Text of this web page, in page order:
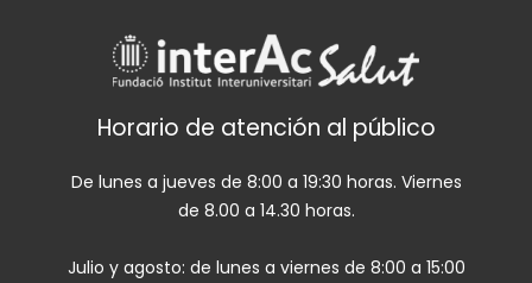
Horario de atención al público
De lunes a jueves de 8:00 a 19:30 horas. Viernes
de 8.00 a 14.30 horas.
Julio y agosto: de lunes a viernes de 8:00 a 15:00